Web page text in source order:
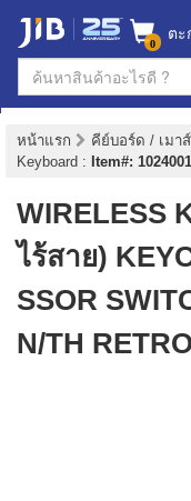
0 ต
หน้าแรก คีย์บอร์ด / เมา
Keyboard : Item#:
WIRELESS
ไร้สาย)
SSOR
N/TH